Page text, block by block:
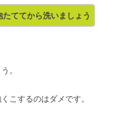
ててから洗いましょう
。
こするのはダメです。